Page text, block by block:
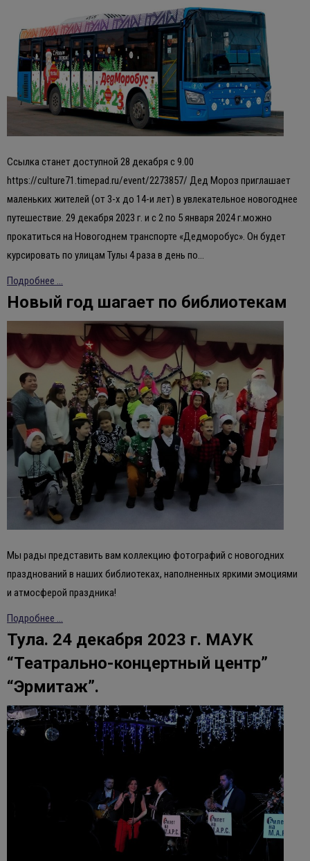
Ссылка станет доступной 28 декабря с 9.00
https://culture71.timepad.ru/event/2273857/ Дед Мороз приглашает
маленьких жителей (от 3-х до 14-и лет) в увлекательное новогоднее
путешествие. 29 декабря 2023 г. и с 2 по 5 января 2024 г.можно
прокатиться на Новогоднем транспорте «Дедморобус». Он будет
курсировать по улицам Тулы 4 раза в день по…
Подробнее ...
Новый год шагает по библиотекам
Мы рады представить вам коллекцию фотографий с новогодних
празднований в наших библиотеках, наполненных яркими эмоциями
и атмосферой праздника!
Подробнее ...
Тула. 24 декабря 2023 г. МАУК
“Театрально-концертный центр”
“Эрмитаж”.